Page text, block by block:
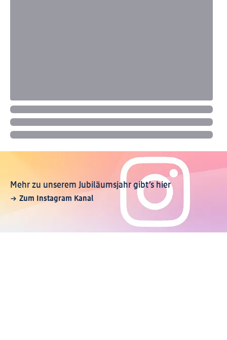
Mehr zu unserem Jubiläumsjahr gibt’s hier
Zum Instagram Kanal